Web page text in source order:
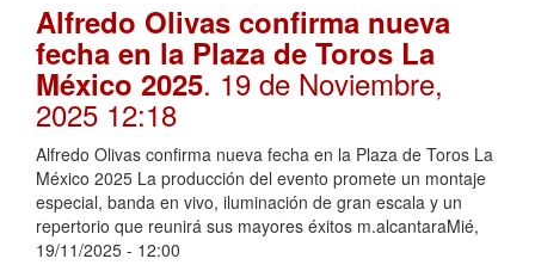
Alfredo Olivas confirma nueva
fecha en la Plaza de Toros La
México 2025. 19 de Noviembre,
2025 12:18
Alfredo Olivas confirma nueva fecha en la Plaza de Toros La
México 2025 La producción del evento promete un montaje
especial, banda en vivo, iluminación de gran escala y un
repertorio que reunirá sus mayores éxitos m.alcantaraMié,
19/11/2025 - 12:00